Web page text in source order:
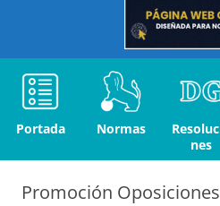
Portada Normas
nes
Promoción